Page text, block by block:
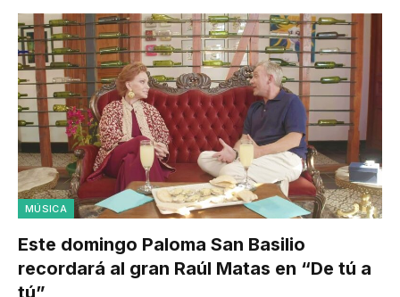
MÚSICA
Este domingo Paloma San Basilio
recordará al gran Raúl Matas en “De tú a
tú”